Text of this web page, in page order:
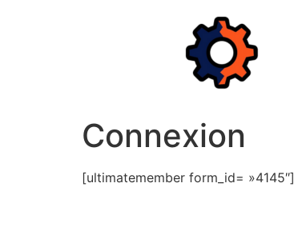
Connexion
[ultimatemember form_id= »4145″]